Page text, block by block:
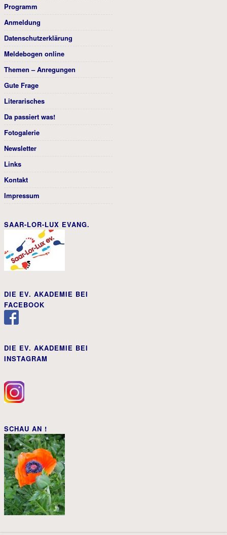
Programm
Anmeldung
Datenschutzerklärung
Meldebogen online
Themen – Anregungen
Gute Frage
Literarisches
Da passiert was!
Fotogalerie
Newsletter
Links
Kontakt
Impressum
SAAR-LOR-LUX EVANG.
DIE EV. AKADEMIE BEI
FACEBOOK
DIE EV. AKADEMIE BEI
INSTAGRAM
SCHAU AN !